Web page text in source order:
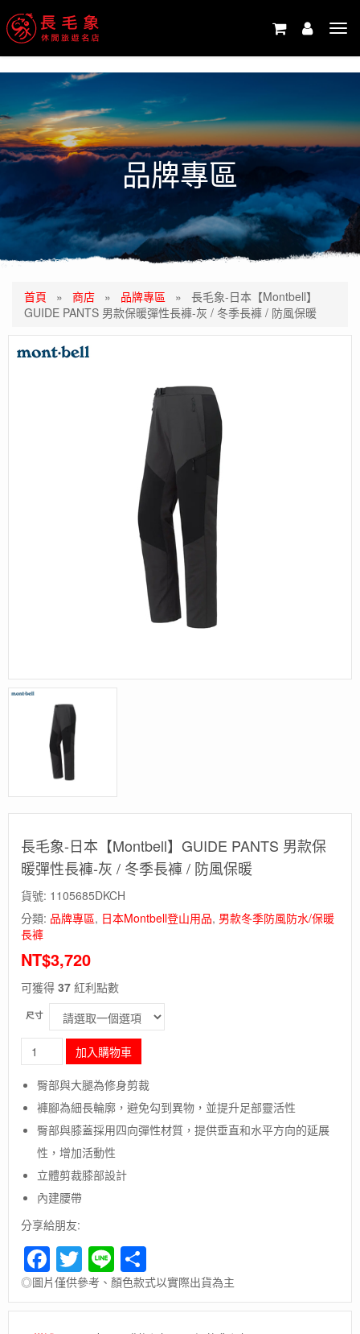
品牌專區
首頁 » 商店 » 品牌專區 » 長毛象-日本【Montbell】
GUIDE PANTS 男款保暖彈性長褲-灰 / 冬季長褲 / 防風保暖
長毛象-日本【Montbell】GUIDE PANTS 男款保
暖彈性長褲-灰 / 冬季長褲 / 防風保暖
貨號: 1105685DKCH
分類: 品牌專區, 日本Montbell登山用品, 男款冬季防風防水/保暖
長褲
NT$3,720
可獲得 37 紅利點數
尺寸
毛
日
本
【Montbell】
GUIDE
PANTS
男
保
暖
性
長
褲-
灰
加入購物車
臀部與大腿為修身剪裁
褲腳為細長輪廓，避免勾到異物，並提升足部靈活性
臀部與膝蓋採用四向彈性材質，提供垂直和水平方向的延展
性，增加活動性
立體剪裁膝部設計
內建腰帶
分享給朋友:
Facebook
Twitter
Line
◎圖片僅供參考、顏色款式以實際出貨為主